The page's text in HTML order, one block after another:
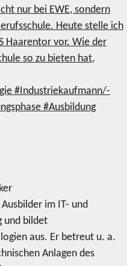
nur bei EWE, sondern
Heute stelle ich
Haarentor vor. Wie der
so zu bieten hat,
#Industriekaufmann/-
#Ausbildung
im IT- und
und bildet
aus. Er betreut u. a.
Anlagen des